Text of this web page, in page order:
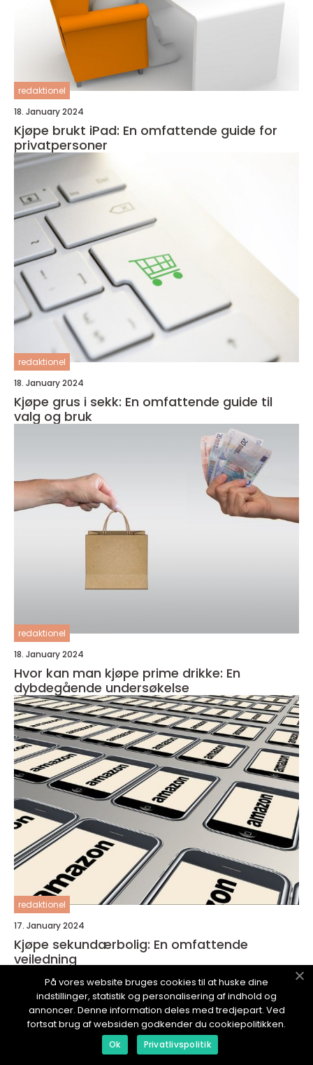
redaktionel
18. January 2024
Kjøpe brukt iPad: En omfattende guide for
privatpersoner
redaktionel
18. January 2024
Kjøpe grus i sekk: En omfattende guide til
valg og bruk
redaktionel
18. January 2024
Hvor kan man kjøpe prime drikke: En
dybdegående undersøkelse
redaktionel
17. January 2024
Kjøpe sekundærbolig: En omfattende
veiledning
NORSKWEBSHOP.no
På vores website bruges cookies til at huske dine
indstillinger, statistik og personalisering af indhold og
annoncer. Denne information deles med tredjepart. Ved
fortsat brug af websiden godkender du cookiepolitikken.
Ok Privatlivspolitik